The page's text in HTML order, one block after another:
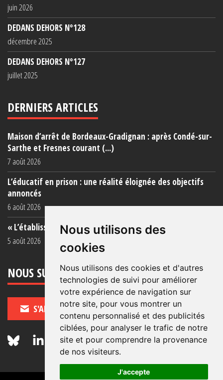
Nous utilisons des
cookies
Nous utilisons des cookies et d'autres
technologies de suivi pour améliorer
votre expérience de navigation sur
notre site, pour vous montrer un
contenu personnalisé et des publicités
ciblées, pour analyser le trafic de notre
site et pour comprendre la provenance
de nos visiteurs.
J'accepte
juin 2026
DEDANS DEHORS N°128
décembre 2025
DEDANS DEHORS N°127
juillet 2025
DERNIERS ARTICLES
Maison d’arrêt de Bordeaux-Gradignan : après Condé-sur-
Sarthe et Fresnes courant (...)
7 août 2026
L’éducatif en prison : une réalité éloignée des objectifs
annoncés
6 août 2026
« L’établissement est une porcherie totale »
5 août 2026
NOUS SUIVRE
S'ABONNER